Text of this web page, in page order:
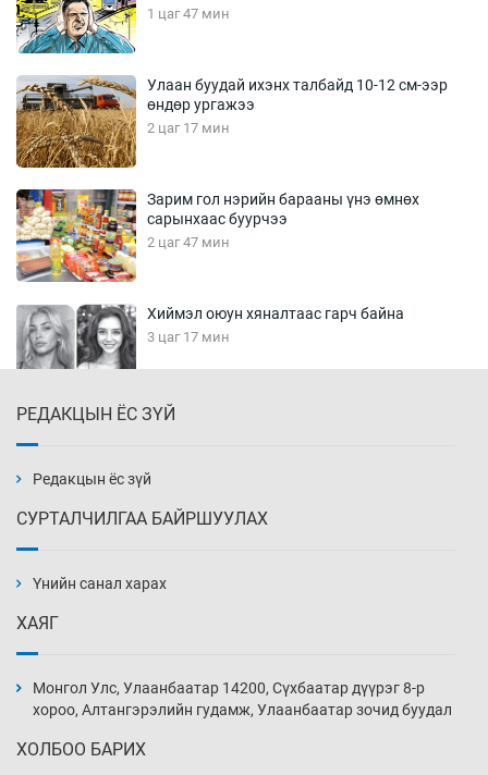
1 цаг 47 мин
Улаан буудай ихэнх талбайд 10-12 см-ээр
өндөр ургажээ
2 цаг 17 мин
Зарим гол нэрийн барааны үнэ өмнөх
сарынхаас буурчээ
2 цаг 47 мин
Хиймэл оюун хяналтаас гарч байна
3 цаг 17 мин
3 цаг 47 мин
нэмэгджээ
4 цаг 17 мин
РЕДАКЦЫН ЁС ЗҮЙ
Редакцын ёс зүй
СУРТАЛЧИЛГАА БАЙРШУУЛАХ
Үнийн санал харах
ХАЯГ
Монгол Улс, Улаанбаатар 14200, Сүхбаатар дүүрэг 8-р
хороо, Алтангэрэлийн гудамж, Улаанбаатар зочид буудал
ХОЛБОО БАРИХ